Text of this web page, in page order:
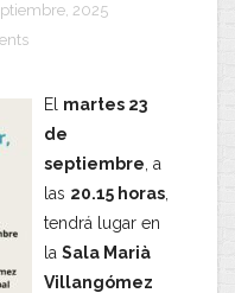
2025
El martes 23
de
septiembre , a
las 20.15 horas
tendrá lugar en
la Sala Marià
Villangómez